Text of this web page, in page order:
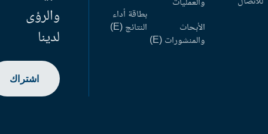
الأبحاث
والمنشورات (E)
بطاقة أداء
النتائج (E)
والرؤى
لدينا
اشتراك